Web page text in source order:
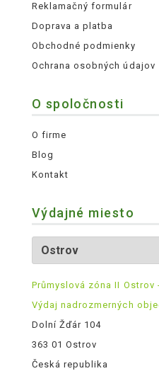
Reklamačný formulár
Doprava a platba
Obchodné podmienky
Ochrana osobných údajov
O spoločnosti
O firme
Blog
Kontakt
Výdajné miesto
Průmyslová zóna II Ostrov
Výdaj nadrozmerných
Dolní Žďár 104
363 01 Ostrov
Česká republika